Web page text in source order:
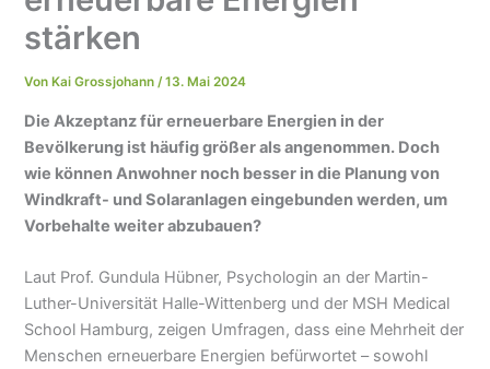
stärken
Von Kai Grossjohann/13. Mai 2024
Die Akzeptanz für erneuerbare Energien in der
Bevölkerung ist häufig größer als angenommen. Doch
wie können Anwohner noch besser in die Planung von
Windkraft- und Solaranlagen eingebunden werden, um
Vorbehalte weiter abzubauen?
Laut Prof. Gundula Hübner, Psychologin an der Martin-
Luther-Universität Halle-Wittenberg und der MSH Medical
School Hamburg, zeigen Umfragen, dass eine Mehrheit der
Menschen erneuerbare Energien befürwortet – sowohl